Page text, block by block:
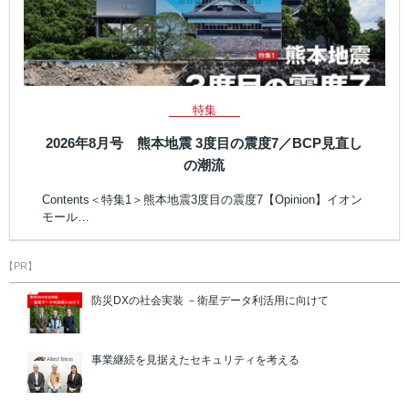
特集
2026年8月号 熊本地震 3度目の震度7／BCP見直し
の潮流
Contents＜特集1＞熊本地震3度目の震度7【Opinion】イオン
モール…
【PR】
防災DXの社会実装 －衛星データ利活用に向けて
事業継続を見据えたセキュリティを考える